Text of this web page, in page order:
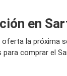
en
la próxima
comprar el